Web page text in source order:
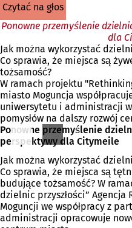
czytać na głos
Ponowne przemyślenie
dla
Jak można wykorzystać
Co sprawia, że miejsca są
tożsamość?
W ramach projektu
miasto Moguncja
uniwersytetu i administracji
pomysłów na dalszy rozwój
Ponowne przemyślenie
perspektywy dla Citymeile
Jak można wykorzystać
Co sprawia, że miejsca są
budujące tożsamość? W
dzielnic przyszłości” Agencja
Moguncji we współpracy z
administracji opracowuje